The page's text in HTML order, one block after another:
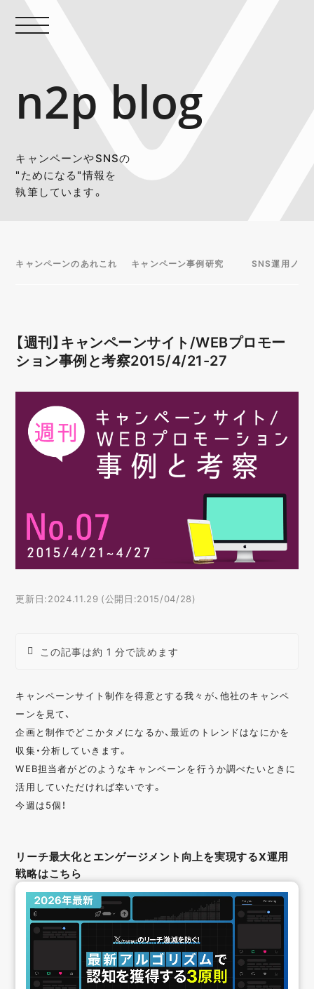
n2p blog
キャンペーンやSNSの
"ためになる"情報を
執筆しています。
キャンペーンのあれこれ キャンペーン事例研究 SNS運用ノウ
【週刊】キャンペーンサイト/WEBプロモー
ション事例と考察2015/4/21-27
更新日:2024.11.29 (公開日:2015/04/28)
この記事は約 1 分で読めます
キャンペーンサイト制作を得意とする我々が、他社のキャンペ
ーンを見て、
企画と制作でどこかタメになるか、最近のトレンドはなにかを
収集・分析していきます。
WEB担当者がどのようなキャンペーンを行うか調べたいときに
活用していただければ幸いです。
今週は5個！
リーチ最大化とエンゲージメント向上を実現するX運用
戦略はこちら